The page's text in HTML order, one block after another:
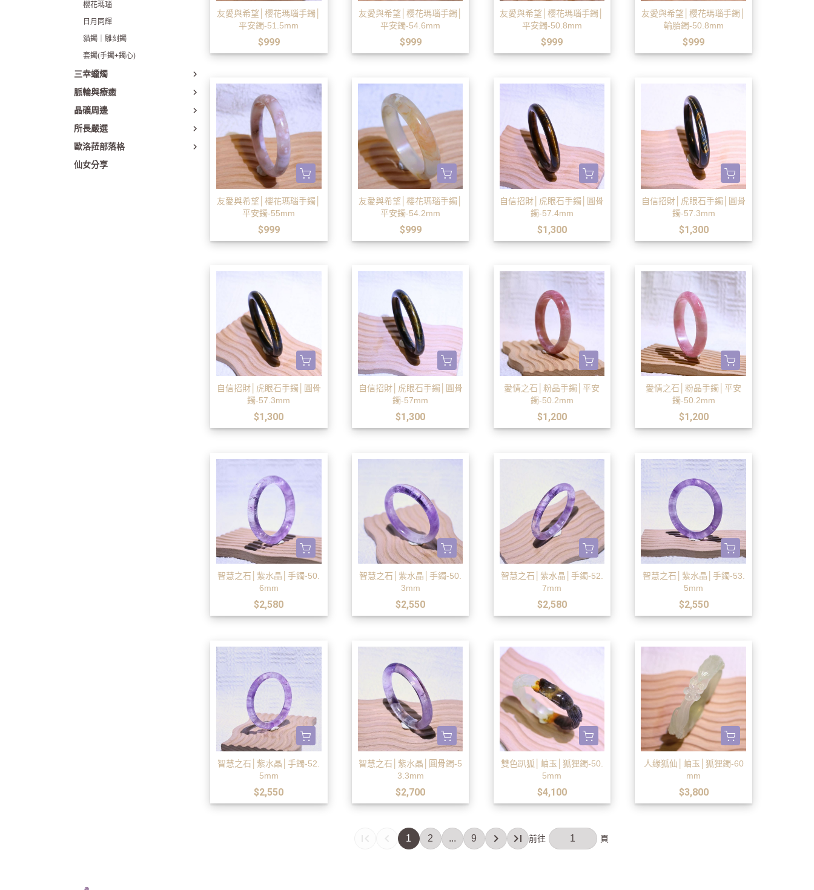
櫻花瑪瑙
日月同輝
貓鐲｜雕刻鐲
套鐲(手鐲+鐲心)
三幸蠟燭
脈輪與療癒
晶礦周邊
所長嚴選
歐洛菈部落格
仙女分享
友愛與希望│櫻花瑪瑙手鐲│
平安鐲-51.5mm
$999
友愛與希望│櫻花瑪瑙手鐲│
平安鐲-54.6mm
$999
友愛與希望│櫻花瑪瑙手鐲│
平安鐲-50.8mm
$999
友愛與希望│櫻花瑪瑙手鐲│
輪胎鐲-50.8mm
$999
友愛與希望│櫻花瑪瑙手鐲│
平安鐲-55mm
$999
友愛與希望│櫻花瑪瑙手鐲│
平安鐲-54.2mm
$999
自信招財│虎眼石手鐲│圓骨
鐲-57.4mm
$1,300
自信招財│虎眼石手鐲│圓骨
鐲-57.3mm
$1,300
自信招財│虎眼石手鐲│圓骨
鐲-57.3mm
$1,300
自信招財│虎眼石手鐲│圓骨
鐲-57mm
$1,300
愛情之石│粉晶手鐲│平安
鐲-50.2mm
$1,200
愛情之石│粉晶手鐲│平安
鐲-50.2mm
$1,200
智慧之石│紫水晶│手鐲-50.
6mm
$2,580
智慧之石│紫水晶│手鐲-50.
3mm
$2,550
智慧之石│紫水晶│手鐲-52.
7mm
$2,580
智慧之石│紫水晶│手鐲-53.
5mm
$2,550
智慧之石│紫水晶│手鐲-52.
5mm
$2,550
智慧之石│紫水晶│圓骨鐲-5
3.3mm
$2,700
雙色趴狐│岫玉│狐狸鐲-50.
5mm
$4,100
人緣狐仙│岫玉│狐狸鐲-60
mm
$3,800
1 2 ... 9